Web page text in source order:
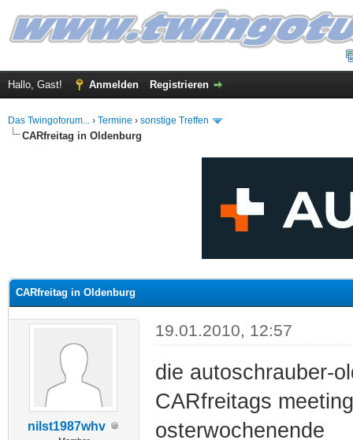
Hallo, Gast! Anmelden Registrieren
Das Twingoforum... › Termine › sonstige Treffen
CARfreitag in Oldenburg
CARfreitag in Oldenburg
nilst1987whv
19.01.2010, 12:57
die autoschrauber-
CARfreitags
osterwochenende